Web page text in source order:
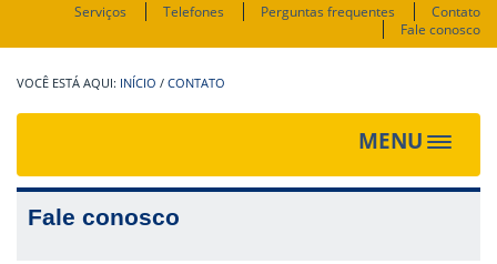
Serviços Telefones Perguntas frequentes
Contato
Fale conosco
INÍCIO / CONTATO
MENU
Toggle
Fale conosco